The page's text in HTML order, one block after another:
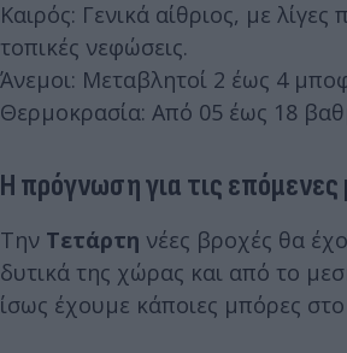
Καιρός: Γενικά αίθριος, με λίγες
τοπικές νεφώσεις.
Άνεμοι: Μεταβλητοί 2 έως 4
Θερμοκρασία: Από 05 έως 18
Η πρόγνωση για τις επόμενες
Την Τετάρτη νέες βροχές θα
δυτικά της χώρας και από το
ίσως έχουμε κάποιες μπόρες στο